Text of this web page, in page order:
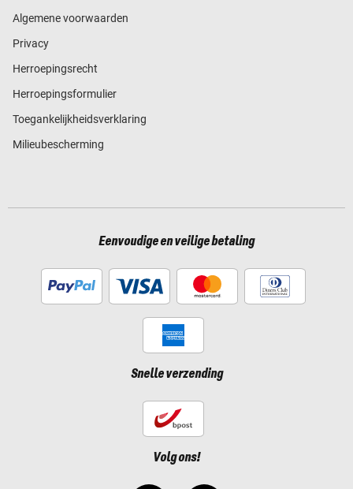
Algemene voorwaarden
Privacy
Herroepingsrecht
Herroepingsformulier
Toegankelijkheidsverklaring
Milieubescherming
Eenvoudige en veilige betaling
Snelle verzending
Volg ons!